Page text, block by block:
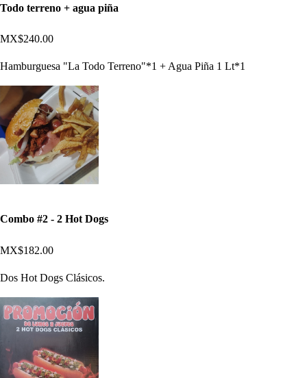
Todo terreno + agua piña
MX$240.00
Hamburguesa "La Todo Terreno"*1 + Agua Piña 1 Lt*1
Combo #2 - 2 Hot Dogs
MX$182.00
Dos Hot Dogs Clásicos.